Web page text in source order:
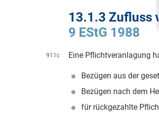
13.1.3 Zufluss
9 EStG 1988
911c Eine Pflichtveranlagung
Bezügen aus der
Bezügen nach dem
für rückgezahlte